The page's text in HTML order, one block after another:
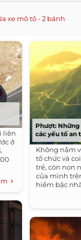
xe mô tô - 2 bánh
liên
ở
Phượt:
các yếu tố an
Không nắm
tổ chức và
trẻ, còn non
của mình
hiểm bậc